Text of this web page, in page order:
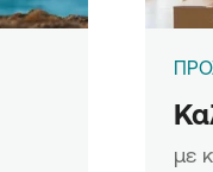
με